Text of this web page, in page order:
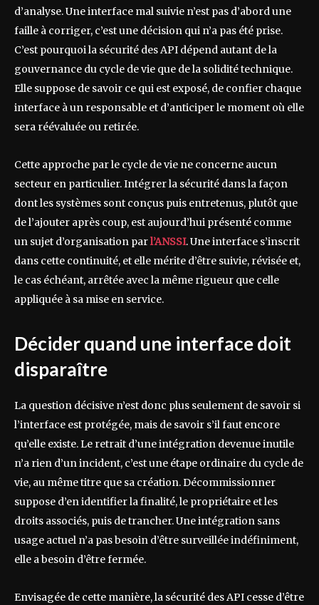
d’analyse. Une interface mal suivie n’est pas d’abord une
faille à corriger, c’est une décision qui n’a pas été prise.
C’est pourquoi la sécurité des API dépend autant de la
gouvernance du cycle de vie que de la solidité technique.
Elle suppose de savoir ce qui est exposé, de confier chaque
interface à un responsable et d’anticiper le moment où elle
sera réévaluée ou retirée.
Cette approche par le cycle de vie ne concerne aucun
secteur en particulier. Intégrer la sécurité dans la façon
dont les systèmes sont conçus puis entretenus, plutôt que
de l’ajouter après coup, est aujourd’hui présenté comme
un sujet d’organisation parl’ANSSI. Une interface s’inscrit
dans cette continuité, et elle mérite d’être suivie, révisée et,
le cas échéant, arrêtée avec la même rigueur que celle
appliquée à sa mise en service.
Décider quand une interface doit
disparaître
La question décisive n’est donc plus seulement de savoir si
l’interface est protégée, mais de savoir s’il faut encore
qu’elle existe. Le retrait d’une intégration devenue inutile
n’a rien d’un incident, c’est une étape ordinaire du cycle de
vie, au même titre que sa création. Décommissionner
suppose d’en identifier la finalité, le propriétaire et les
droits associés, puis de trancher. Une intégration sans
usage actuel n’a pas besoin d’être surveillée indéfiniment,
elle a besoin d’être fermée.
Envisagée de cette manière, la sécurité des API cesse d’être